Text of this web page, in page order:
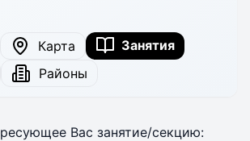
Карта
Занятия
Районы
Вас занятие/секцию: